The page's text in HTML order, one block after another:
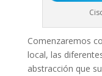
Comenzaremos
local, las
abstracción que